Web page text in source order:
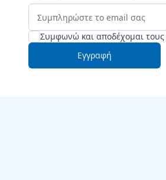
Συμφωνώ και αποδέχομαι τους
Εγγραφή